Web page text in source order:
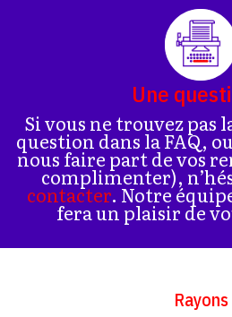
Une
Si vous ne trouvez pas
question dans la FAQ,
nous faire part de vos
complimenter),
contacter. Notre
fera un plaisir de
Rayons